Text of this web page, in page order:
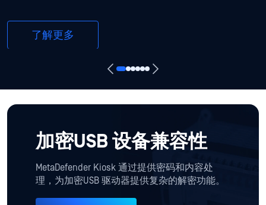
了解更多
加密USB 设备兼容性
MetaDefender Kiosk 通过提供密码和内容处
理，为加密USB 驱动器提供复杂的解密功能。